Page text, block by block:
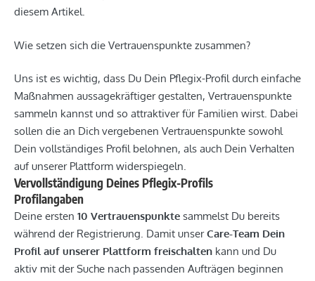
diesem Artikel.
Wie setzen sich die Vertrauenspunkte zusammen?
Uns ist es wichtig, dass Du Dein Pflegix-Profil durch einfache
Maßnahmen aussagekräftiger gestalten, Vertrauenspunkte
sammeln kannst und so attraktiver für Familien wirst. Dabei
sollen die an Dich vergebenen Vertrauenspunkte sowohl
Dein vollständiges Profil belohnen, als auch Dein Verhalten
auf unserer Plattform widerspiegeln.
Vervollständigung Deines Pflegix-Profils
Profilangaben
Deine ersten 10 Vertrauenspunkte sammelst Du bereits
während der Registrierung. Damit unserCare-Team Dein
Profil auf unserer Plattform freischalten kann und Du
aktiv mit der Suche nach passenden Aufträgen beginnen